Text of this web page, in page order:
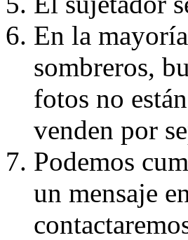
En la
sombreros,
fotos no
venden por
Podemos
un mensaje